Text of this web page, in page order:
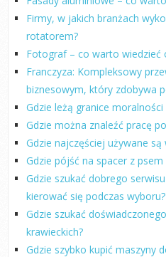
Firmy, w jakich branżach
rotatorem?
Fotograf – co warto wiedzieć
Franczyza: Kompleksowy
biznesowym, który zdobywa
Gdzie leżą granice
Gdzie można znaleźć pracę
Gdzie najczęściej używane
Gdzie pójść na spacer z psem
Gdzie szukać dobrego
kierować się podczas wyboru?
Gdzie szukać
krawieckich?
Gdzie szybko kupić maszyny